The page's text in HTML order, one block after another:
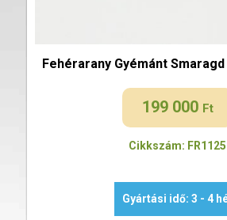
Fehérarany Gyémánt
199 000 Ft
Cikkszám: FR1125
Gyártási idő: 3 - 4